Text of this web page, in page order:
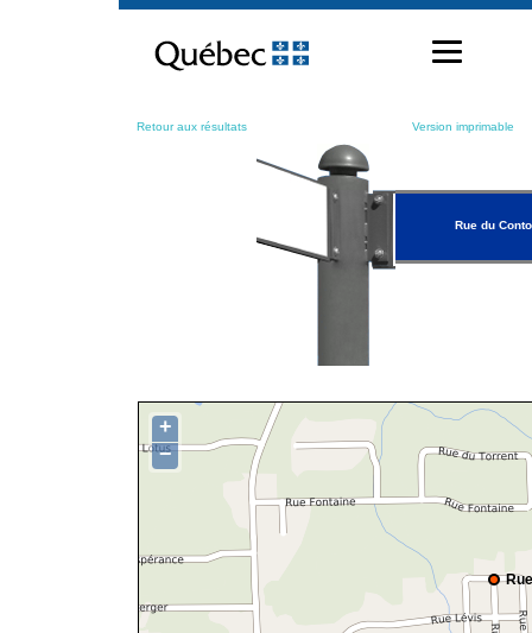
contenu
Retour aux résultats Version imprimable
Rue du
+
−